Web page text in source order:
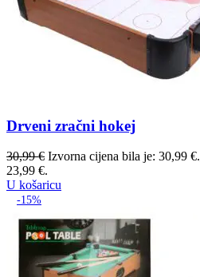
Drveni zračni hokej
30,99€ Izvorna cijena bila je: 30,99 €.
23,99 €.
U košaricu
-15%